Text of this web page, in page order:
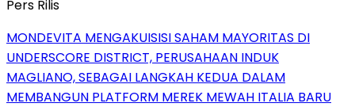
Pers Rilis
MONDEVITA MENGAKUISISI SAHAM MAYORITAS DI
UNDERSCORE DISTRICT, PERUSAHAAN INDUK
MAGLIANO, SEBAGAI LANGKAH KEDUA DALAM
MEMBANGUN PLATFORM MEREK MEWAH ITALIA BARU